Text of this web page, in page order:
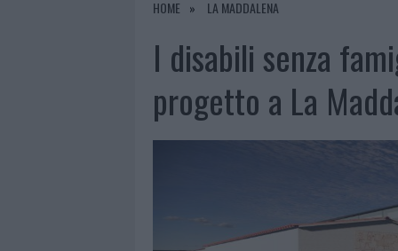
HOME LA MADDALENA
I disabili senza
progetto a La